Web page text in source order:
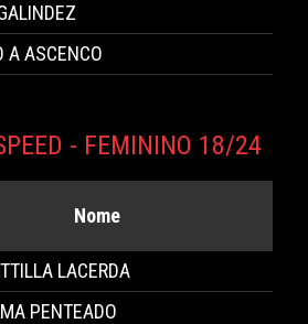
A ASCENCO
- FEMININO 18/24
Nome
LACERDA
PENTEADO